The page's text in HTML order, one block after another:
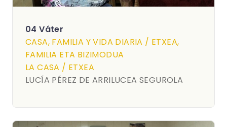
04 Váter
CASA, FAMILIA Y VIDA DIARIA / ETXEA,
FAMILIA ETA BIZIMODUA
LA CASA / ETXEA
LUCÍA PÉREZ DE ARRILUCEA SEGUROLA